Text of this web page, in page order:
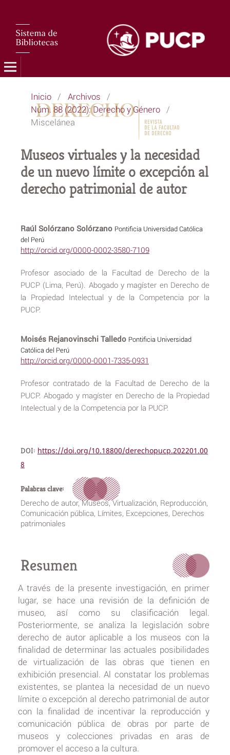
Inicio / Archivos /
Núm. 88 (2022): Derecho y Género /
Miscelánea
Museos virtuales y la necesidad
de un nuevo límite o excepción al
derecho patrimonial de autor
Raúl Solórzano Solórzano Pontificia Universidad Católica
del Perú
http://orcid.org/0000-0002-3580-7109
Profesor asociado de la Facultad de Derecho de la
PUCP (Lima, Perú). Abogado y magíster en Derecho de
la Propiedad Intelectual y de la Competencia por la
PUCP.
Moisés Rejanovinschi Talledo Pontificia Universidad
Católica del Perú
http://orcid.org/0000-0001-7335-0931
Profesor contratado de la Facultad de Derecho de la
PUCP. Abogado y magíster en Derecho de la Propiedad
Intelectual y de la Competencia por la PUCP.
DOI: https://doi.org/10.18800/derechopucp.202201.00
8
Palabras clave:
Derecho de autor, Museos, Virtualización, Reproducción,
Comunicación pública, Límites, Excepciones, Derechos
patrimoniales
Resumen
A través de la presente investigación, en primer
lugar, se hace una revisión de la definición de
museo, así como su clasificación legal.
Posteriormente, se analiza la legislación sobre
derecho de autor aplicable a los museos con la
finalidad de determinar las actuales posibilidades
de virtualización de las obras que tienen en
exhibición presencial. Al constatar los problemas
existentes, se plantea la necesidad de un nuevo
límite o excepción al derecho patrimonial de autor
con la finalidad de incentivar la reproducción y
comunicación pública de obras por parte de
museos y colecciones privadas en aras de
promover el acceso a la cultura.